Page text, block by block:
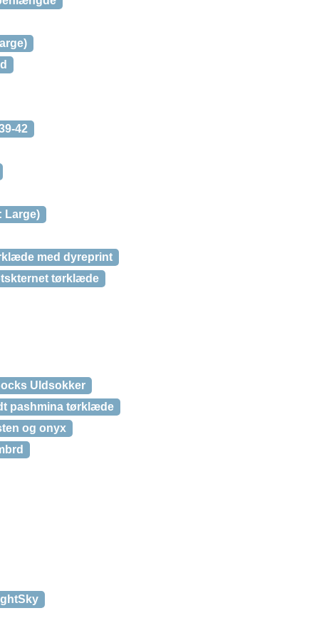
42
Large)
med dyreprint
tørklæde
Uldsokker
pashmina tørklæde
og onyx